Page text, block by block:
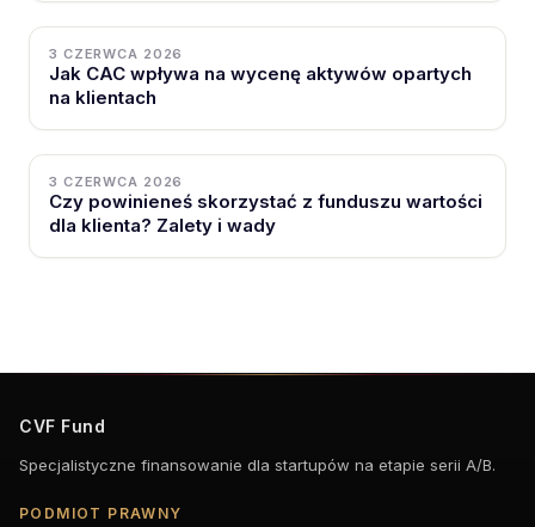
3 CZERWCA 2026
Jak CAC wpływa na wycenę aktywów opartych
na klientach
3 CZERWCA 2026
Czy powinieneś skorzystać z funduszu wartości
dla klienta? Zalety i wady
CVF Fund
Specjalistyczne finansowanie dla startupów na etapie serii A/B.
PODMIOT PRAWNY